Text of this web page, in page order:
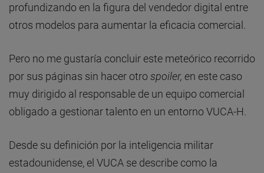
profundizando en la figura del vendedor digital entre
otros modelos para aumentar la eficacia comercial.
Pero no me gustaría concluir este meteórico recorrido
por sus páginas sin hacer otrospoiler, en este caso
muy dirigido al responsable de un equipo comercial
obligado a gestionar talento en un entorno VUCA-H.
Desde su definición por la inteligencia militar
estadounidense, el VUCA se describe como la